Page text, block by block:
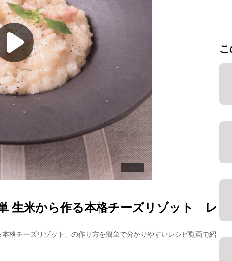
生米から作る本格チーズリゾット
レ
格チーズリゾット 」の作り方を簡単で分かりやすいレシピ動画で紹